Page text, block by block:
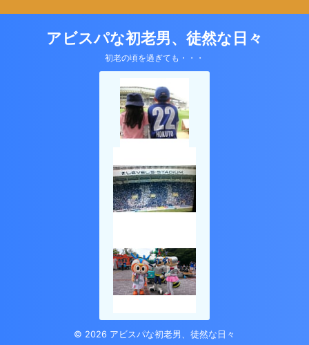
アビスパな初老男、徒然な日々
初老の頃を過ぎても・・・
© 2026 アビスパな初老男、徒然な日々